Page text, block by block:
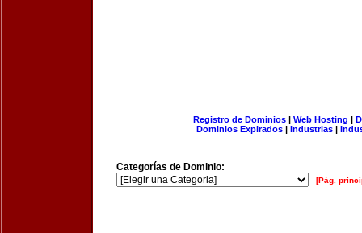
Registro de Dominios| Web Hosting |
Dominios Expirados | Industrias |
Categorías de Dominio:
[Pág.